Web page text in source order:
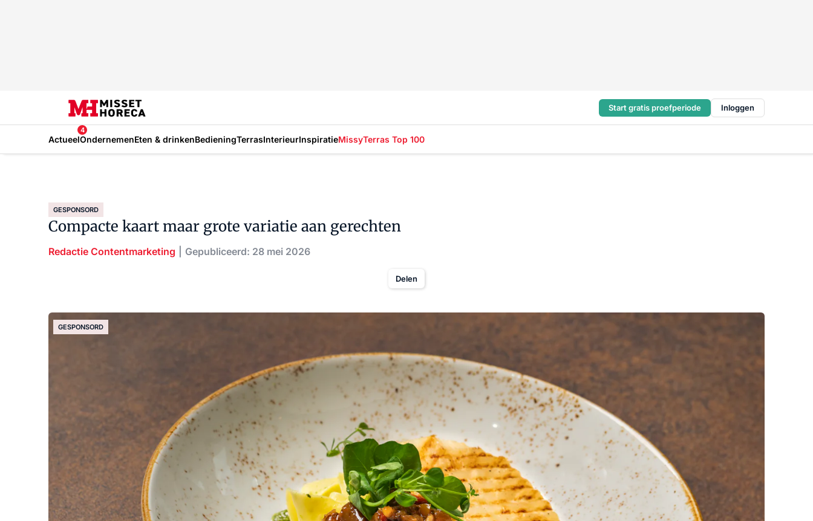
Start gratis proefperiode Inloggen
Actueel
4
OndernemenEten & drinkenBedieningTerrasInterieurInspiratieMissyTerras Top 100
GESPONSORD
Compacte kaart maar grote variatie aan gerechten
Redactie Contentmarketing Gepubliceerd: 28 mei 2026
Delen
GESPONSORD